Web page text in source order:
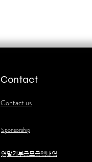
Contact
Contact us
Sponsorship
​연말기부금모금액내역